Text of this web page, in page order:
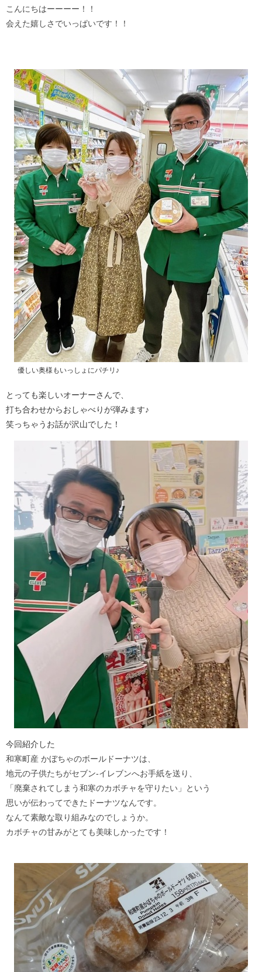
こんにちはーーーー！！
会えた嬉しさでいっぱいです！！
優しい奥様もいっしょにパチリ♪
とっても楽しいオーナーさんで、
打ち合わせからおしゃべりが弾みます♪
笑っちゃうお話が沢山でした！
今回紹介した
和寒町産 かぼちゃのボールドーナツは、
地元の子供たちがセブン‐イレブンへお手紙を送り、
「廃棄されてしまう和寒のカボチャを守りたい」という
思いが伝わってできたドーナツなんです。
なんて素敵な取り組みなのでしょうか。
カボチャの甘みがとても美味しかったです！